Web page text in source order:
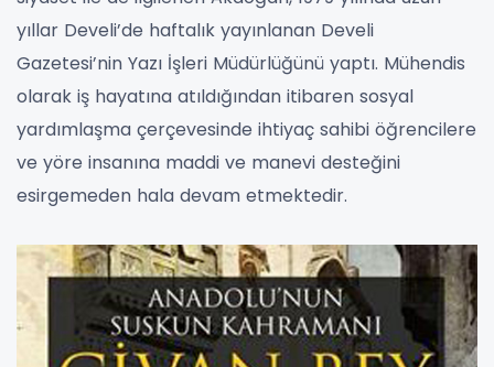
yıllar Develi’de haftalık yayınlanan Develi
Gazetesi’nin Yazı İşleri Müdürlüğünü yaptı. Mühendis
olarak iş hayatına atıldığından itibaren sosyal
yardımlaşma çerçevesinde ihtiyaç sahibi öğrencilere
ve yöre insanına maddi ve manevi desteğini
esirgemeden hala devam etmektedir.